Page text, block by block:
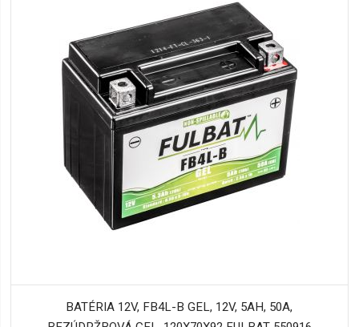
BATÉRIA 12V, FB4L-B GEL, 12V, 5AH, 50A,